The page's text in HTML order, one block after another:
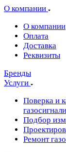
О компании
О компании
Оплата
Доставка
Реквизиты
Бренды
Услуги
Поверка и
Подбор
Ремонт